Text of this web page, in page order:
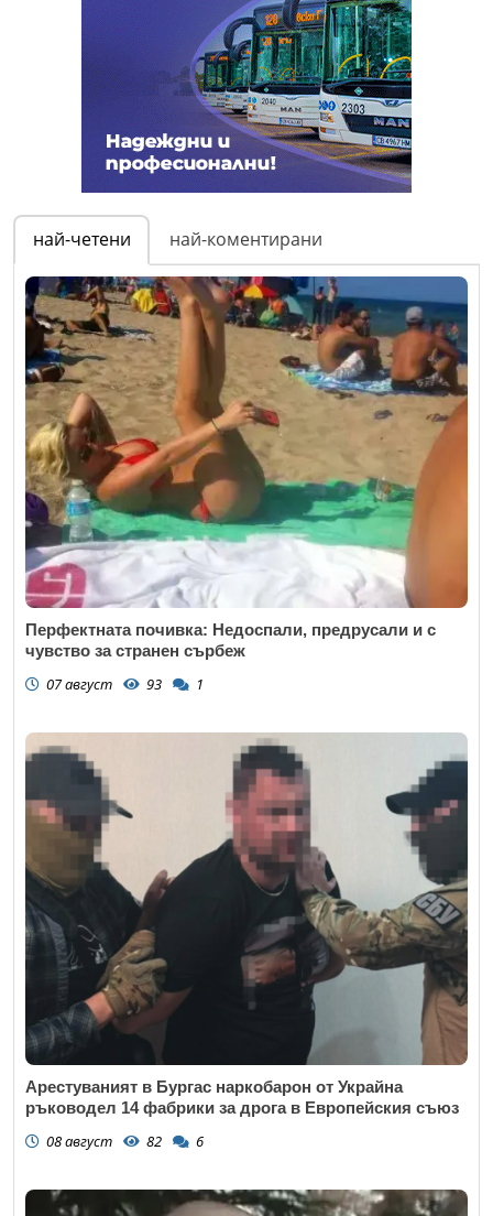
най-четени най-коментирани
Перфектната почивка: Недоспали, предрусали и с
чувство за странен сърбеж
07 август 93 1
Арестуваният в Бургас наркобарон от Украйна
ръководел 14 фабрики за дрога в Европейския съюз
08 август 82 6